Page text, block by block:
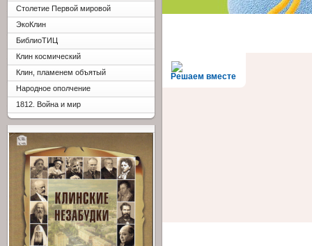
Решаем вместе
Столетие Первой мировой
ЭкоКлин
БиблиоТИЦ
Клин космический
Клин, пламенем объятый
Народное ополчение
1812. Война и мир